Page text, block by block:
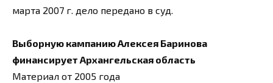
марта 2007 г. дело передано в суд.
Выборную кампанию Алексея Баринова
финансирует Архангельская область
Материал от 2005 года